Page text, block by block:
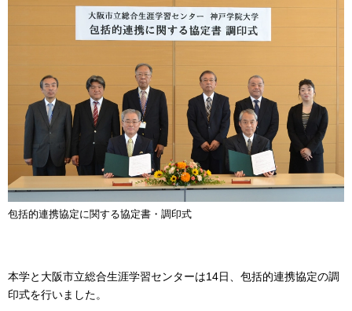
包括的連携協定に関する協定書・調印式
本学と大阪市立総合生涯学習センターは14日、包括的連携協定の調
印式を行いました。